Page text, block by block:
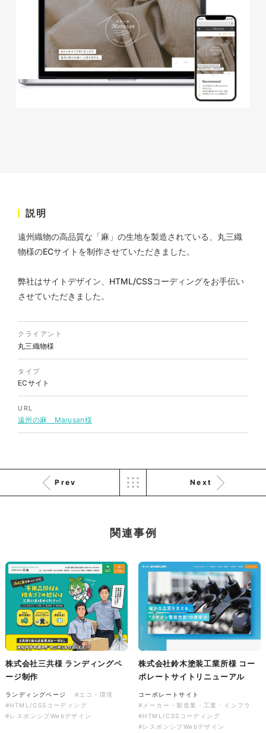
株式会社KDK様 コーポレート
コーポレートサイト
#メーカー・製造業・工業・インフ
杉野屋様 立春大福チラシ
フレット
株式会社三共様 さんきょちゃ
んぬいぐるみ
#イラスト
#エコ・環境
株式会社三共様 ドリップコー
ヒーパッケージ
株式会社バスコフーズ様
FRUITFRUIT SNACK パッケ
ージデザイン
パッケージ
#食品・飲食
#パッケージデザイン
#グラフィックデザイン
説明
遠州織物の高品質な「麻」の生地を製造されている、丸三織
物様のECサイトを制作させていただきました。
弊社はサイトデザイン、HTML/CSSコーディングをお手伝い
させていただきました。
クライアント
丸三織物様
タイプ
ECサイト
URL
遠州の麻 Marusan様
Prev Next
関連事例
株式会社三共様 ランディングペ
ージ制作
ランディングページ
#エコ・環境
#HTML/CSSコーディング
#レスポンシブWebデザイン
株式会社鈴木塗装工業所様 コー
ポレートサイトリニューアル
コーポレートサイト
#メーカー・製造業・工業・インフラ
#HTML/CSSコーディング
#レスポンシブWebデザイン